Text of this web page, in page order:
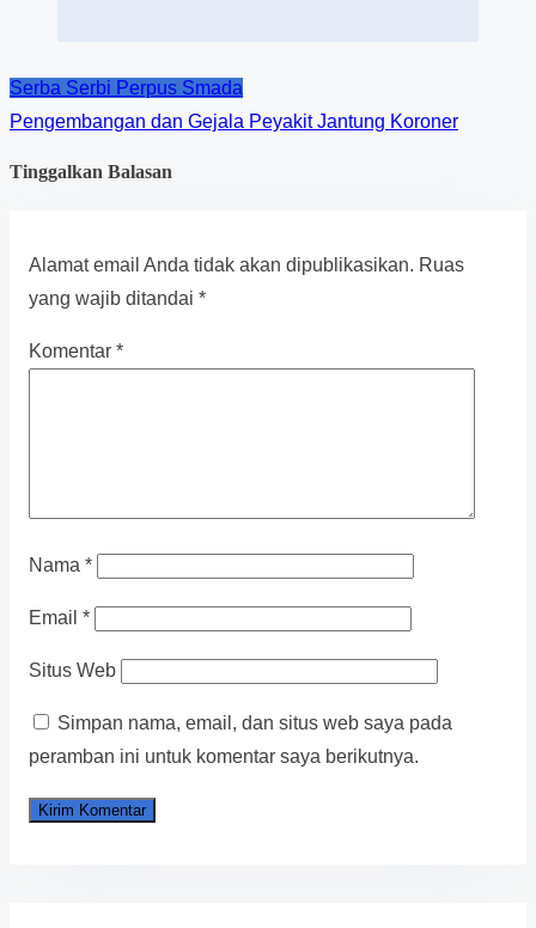
Serba Serbi Perpus Smada
Pengembangan dan Gejala Peyakit Jantung Koroner
Tinggalkan Balasan
Alamat email Anda tidak akan dipublikasikan. Ruas
yang wajib ditandai *
Komentar *
Nama *
Email *
Situs Web
Simpan nama, email, dan situs web saya pada
peramban ini untuk komentar saya berikutnya.